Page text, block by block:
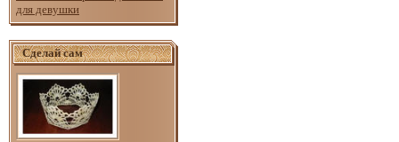
для девушки
Сделай сам